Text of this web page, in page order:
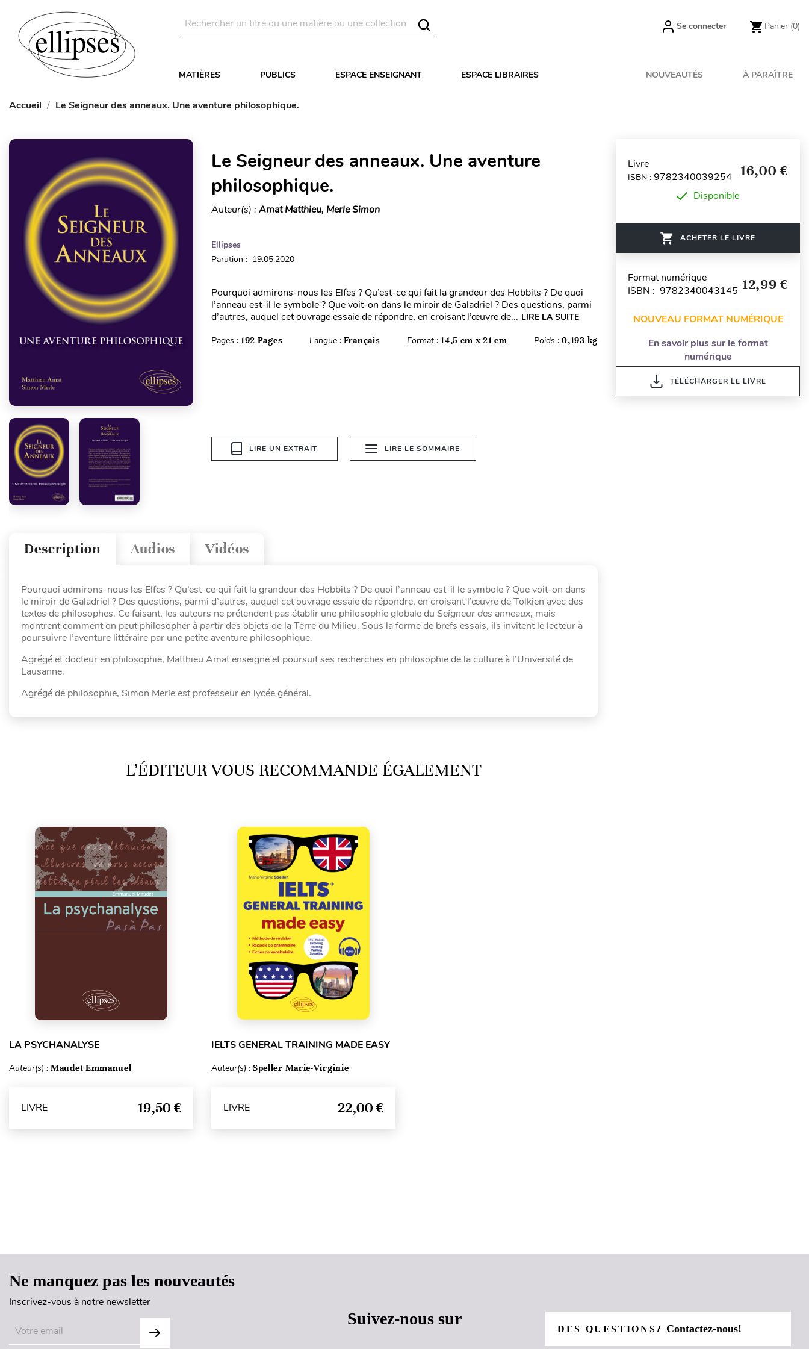
Se connecter Panier (0)
MATIÈRES PUBLICS ESPACE ENSEIGNANT ESPACE LIBRAIRES NOUVEAUTÉS À PARAÎTRE
Accueil Le Seigneur des anneaux. Une aventure philosophique.
Le Seigneur des anneaux. Une aventure
philosophique.
Auteur(s) : Amat Matthieu, Merle Simon
Ellipses
Parution : 19.05.2020
Pourquoi admirons-nous les Elfes ? Qu’est-ce qui fait la grandeur des Hobbits ? De quoi
l’anneau est-il le symbole ? Que voit-on dans le miroir de Galadriel ? Des questions, parmi
d’autres, auquel cet ouvrage essaie de répondre, en croisant l’œuvre de... LIRE LA SUITE
Pages : 192 Pages Langue : Français Format :14,5 cm x 21 cm Poids :0,193 kg
LIRE UN EXTRAIT LIRE LE SOMMAIRE
Vidéos
Audios
Description
Pourquoi admirons-nous les Elfes ? Qu’est-ce qui fait la grandeur des Hobbits ? De quoi l’anneau est-il le symbole ? Que voit-on dans
le miroir de Galadriel ? Des questions, parmi d’autres, auquel cet ouvrage essaie de répondre, en croisant l’œuvre de Tolkien avec des
textes de philosophes. Ce faisant, les auteurs ne prétendent pas établir une philosophie globale du Seigneur des anneaux, mais
montrent comment on peut philosopher à partirdes objets de la Terre du Milieu. Sous la forme de brefs essais, ils invitent le lecteur à
poursuivre l’aventure littéraire par une petite aventure philosophique.
Agrégé et docteur en philosophie, Matthieu Amat enseigne et poursuit ses recherches en philosophie de la culture à l’Université de
Lausanne.
Agrégé de philosophie, Simon Merle est professeur en lycée général.
L’ÉDITEUR VOUS RECOMMANDE ÉGALEMENT
LA PSYCHANALYSE
Auteur(s) : Maudet Emmanuel
LIVRE 19,50 €
IELTS GENERAL TRAINING MADE EASY
Auteur(s) : Speller Marie-Virginie
LIVRE 22,00 €
Livre
ISBN : 9782340039254 16,00 €
Disponible
ACHETER LE LIVRE
Format numérique
ISBN : 9782340043145 12,99 €
NOUVEAU FORMAT NUMÉRIQUE
En savoir plus sur le format
numérique
TÉLÉCHARGER LE LIVRE
Ne manquez pas les nouveautés
Inscrivez-vous à notre newsletter
Suivez-nous sur
DES QUESTIONS?Contactez-nous!